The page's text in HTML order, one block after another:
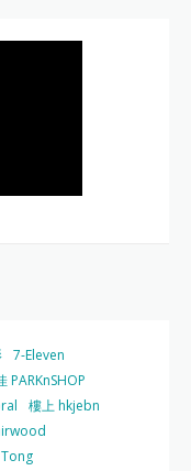
7-Eleven
PARKnSHOP
樓上 hkjebn